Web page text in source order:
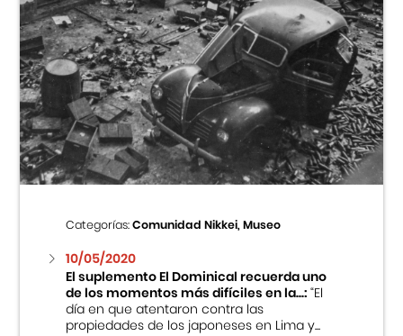
Categorías:Comunidad Nikkei, Museo
10/05/2020
El suplemento El Dominical recuerda uno
de los momentos más difíciles en la...:“El
día en que atentaron contra las
propiedades de los japoneses en Lima y...